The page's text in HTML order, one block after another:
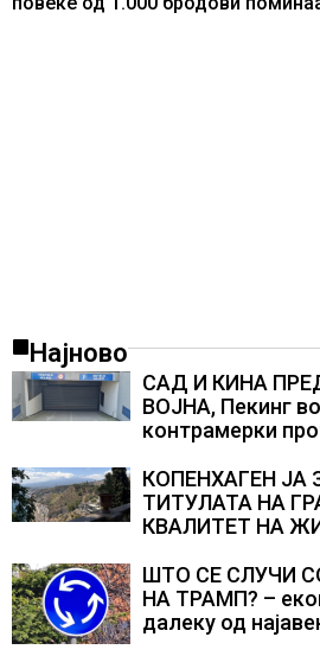
Најново
САД И КИНА
ВОЈНА, Пекинг
контрамерки
КОПЕНХАГЕН
ТИТУЛАТА НА
КВАЛИТЕТ НА
да бидат
комбинација од
ШТО СЕ СЛУЧИ
НА ТРАМП? –
далеку од